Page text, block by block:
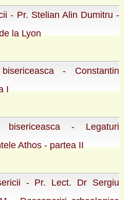
- Pr. Stelian Alin Dumitru -
la Lyon
- Constantin
I
- Legaturi
Athos - partea II
- Pr. Lect. Dr Sergiu